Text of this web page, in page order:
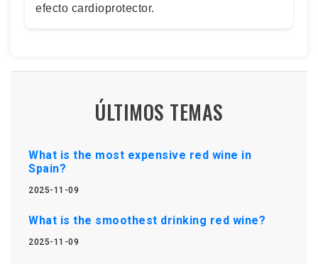
efecto cardioprotector.
ÚLTIMOS TEMAS
What is the most expensive red wine in
Spain?
2025-11-09
What is the smoothest drinking red wine?
2025-11-09